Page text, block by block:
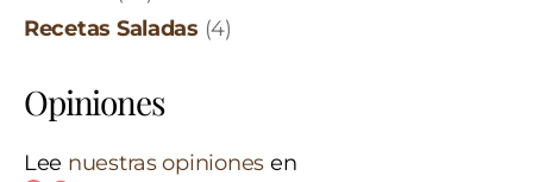
Recetas Saladas (4)
Opiniones
Lee nuestras opiniones en